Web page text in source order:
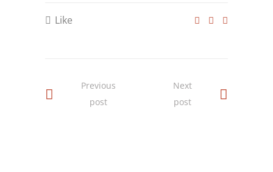
Like
Previous
post
Next
post